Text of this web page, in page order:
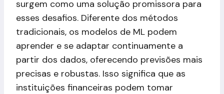
surgem como uma solução promissora para
esses desafios. Diferente dos métodos
tradicionais, os modelos de ML podem
aprender e se adaptar continuamente a
partir dos dados, oferecendo previsões mais
precisas e robustas. Isso significa que as
instituições financeiras podem tomar